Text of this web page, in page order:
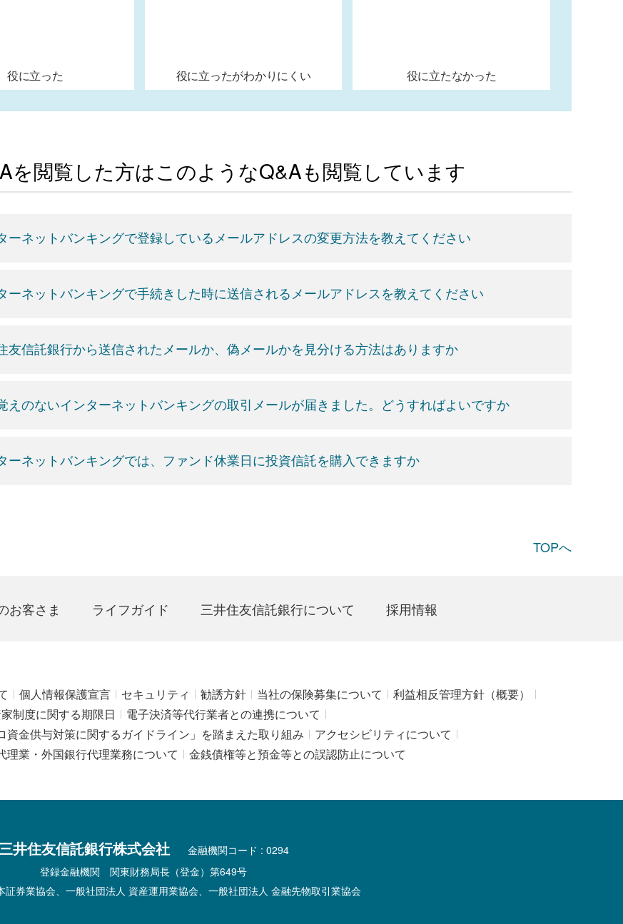
役に立った 役に立ったがわかりにくい 役に立たなかった
を閲覧した方はこのようなQ&Aも閲覧しています
ーネットバンキングで登録しているメールアドレスの変更方法を教えてください
ーネットバンキングで手続きした時に送信されるメールアドレスを教えてください
友信託銀行から送信されたメールか、偽メールかを見分ける方法はありますか
えのないインターネットバンキングの取引メールが届きました。どうすればよいですか
ーネットバンキングでは、ファンド休業日に投資信託を購入できますか
TOPへ
お客さま ライフガイド 三井住友信託銀行について 採用情報
個人情報保護宣言 セキュリティ 勧誘方針 当社の保険募集について
利益相反管理方針（概要）
制度に関する期限日
電子決済等代行業者との連携について
資金供与対策に関するガイドライン」を踏まえた取り組み
アクセシビリティについて
理業・外国銀行代理業務について
金銭債権等と預金等との誤認防止について
井住友信託銀行株式会社
金融機関コード : 0294
登録金融機関 関東財務局長（登金）第649号
券業協会、一般社団法人 資産運用業協会、一般社団法人 金融先物取引業協会